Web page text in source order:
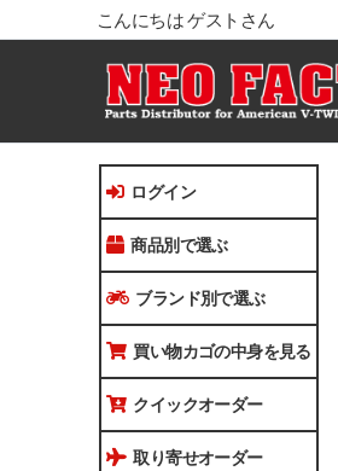
こんにちは ゲストさん
ログイン
商品別で選ぶ
ブランド別で選ぶ
買い物カゴの中身を見る
クイックオーダー
取り寄せオーダー